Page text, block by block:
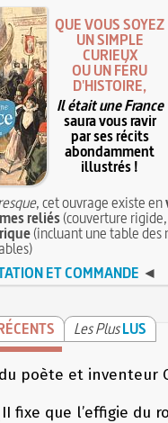
QUE VOUS SOYEZ
UN SIMPLE
CURIEUX
OU UN FÉRU
D'HISTOIRE,
Il était une France
saura vous ravir
par ses récits
abondamment
illustrés !
, cet ouvrage existe en
reliés(couverture
(incluant une table des
ET COMMANDE ◄
Les PlusLUS
poète et inventeur
fixe que l’effigie du